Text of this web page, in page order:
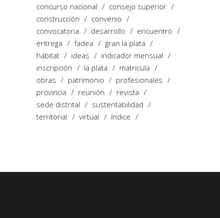
concurso nacional
consejo superior
construcción
convenio
convocatoria
desarrollo
encuentro
entrega
fadea
gran la plata
hábitat
ideas
indicador mensual
inscripción
la plata
matricula
obras
patrimonio
profesionales
provincia
reunión
revista
sede distrital
sustentabilidad
territorial
virtual índice